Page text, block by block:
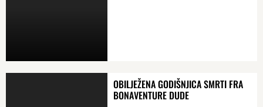
OBILJEŽENA GODIŠNJICA SMRTI FRA
BONAVENTURE DUDE